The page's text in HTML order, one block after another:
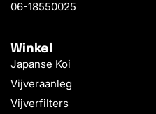
06-18550025
Winkel
Japanse Koi
Vijveraanleg
Vijverfilters